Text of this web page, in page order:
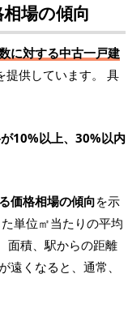
場の傾向
に対する中古一戸建
提供しています。 具
10%以上、30%以内
価格相場の傾向を示
単位㎡当たりの平均
面積、駅からの距離
くなると、通常、